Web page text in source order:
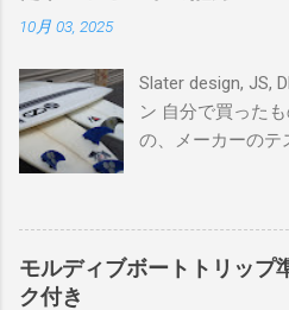
10月 03, 2025
Slater design, JS,
ン 自分で買った
の、メーカーのテ
を書き残してい
るので、過去のボ
譲って、手元に無
んなサーフボード
モルディブボートトリップ
ク付き